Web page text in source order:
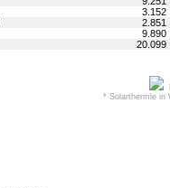
* Solarthermie in